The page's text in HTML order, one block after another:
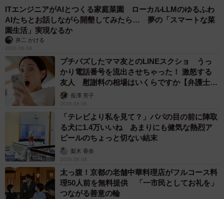
徒然研究室さんは日々、SNSやnoteでポップカルチャーか
ら選挙まで幅広いテーマをデータを用いて分析・可視化し
ている。ご興味ある方はぜひチェックしていただきたい。
ITエンジニアがAIとつくる家庭菜園 ローカルLLMのゆるふわ
AIたちとお話しながら開墾してみたら… 夢の「スマートな菜
園生活」実現なるか
井二 かける
2026.08.08
プチバズしたママ友とのLINEスクショ うっ
かり電話番号を流出させちゃった！ 激怒する
友人 慰謝料の相場はいくらですか【弁護士が
解説】長澤 芳子
2026.08.08
「テレビより私を見て？」パパの目の前に陣取
る犬に1.4万いいね あまりにも健気な熱烈ア
ピールのちょっと切ない結末
梨木 香奈
2026.08.08
太っ腹！京都の老舗中華料理店がフルコース料
理50人前を無料提供 「一市民としてお礼を」
つながる善意の輪